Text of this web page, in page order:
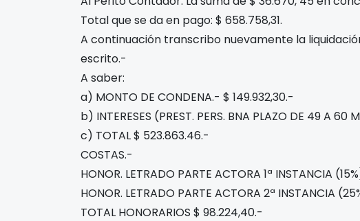
Total que se da en pago: $ 658.758,31.
A continuación transcribo nuevamente la
escrito.-
A saber:
a) MONTO DE CONDENA.- $ 149.932,30.-
b) INTERESES (PREST. PERS. BNA PLAZO DE 49 A 60
c) TOTAL $ 523.863.46.-
COSTAS.-
HONOR. LETRADO PARTE ACTORA 1ª INSTANCIA
HONOR. LETRADO PARTE ACTORA 2ª INSTANCIA
TOTAL HONORARIOS $ 98.224,40.-